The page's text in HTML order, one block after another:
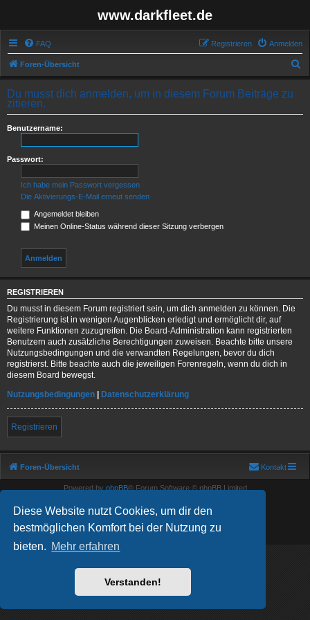
Diese Website nutzt Cookies, um dir den
bestmöglichen Komfort bei der Nutzung zu
bieten. Mehr erfahren
Verstanden!
www.darkfleet.de
FAQ Anmelden
Registrieren
Foren-Übersicht
u
h
Du musst dich anmelden, um in diesem Forum Beiträge zu
zitieren.
Benutzername:
Passwort:
Ich habe mein Passwort vergessen
Die Aktivierungs-E-Mail erneut senden
Angemeldet bleiben
Meinen Online-Status während dieser Sitzung verbergen
REGISTRIEREN
Du musst in diesem Forum registriert sein, um dich anmelden zu können. Die
Registrierung ist in wenigen Augenblicken erledigt und ermöglicht dir, auf
weitere Funktionen zuzugreifen. Die Board-Administration kann registrierten
Benutzern auch zusätzliche Berechtigungen zuweisen. Beachte bitte unsere
Nutzungsbedingungen und die verwandten Regelungen, bevor du dich
registrierst. Bitte beachte auch die jeweiligen Forenregeln, wenn du dich in
diesem Board bewegst.
Nutzungsbedingungen | Datenschutzerklärung
Registrieren
Foren-Übersicht Kontakt
Powered by phpBB® Forum Software © phpBB Limited
Show Registration Code
Datenschutz|Nutzungsbedingungen